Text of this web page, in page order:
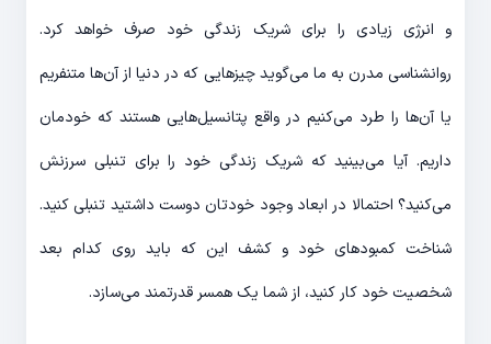
و انرژی زیادی را برای شریک زندگی خود صرف خواهد کرد.
روانشناسی مدرن به ما می‌گوید چیزهایی که در دنیا از آن‌ها متنفریم
یا آن‌ها را طرد می‌کنیم در واقع پتانسیل‌هایی هستند که خودمان
داریم. آیا می‌بینید که شریک زندگی خود را برای تنبلی سرزنش
می‌کنید؟ احتمالا در ابعاد وجود خودتان دوست داشتید تنبلی کنید.
شناخت کمبودهای خود و کشف این که باید روی کدام بعد
شخصیت خود کار کنید، از شما یک همسر قدرتمند می‌سازد.